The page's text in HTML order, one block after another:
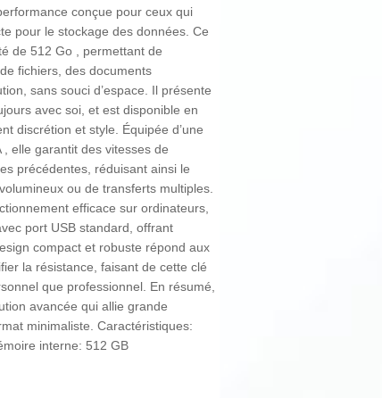
conçue pour ceux qui
pour le stockage des données. Ce
de 512 Go , permettant de
fichiers, des documents
sans souci d’espace. Il présente
avec soi, et est disponible en
discrétion et style. Équipée d’une
elle garantit des vitesses de
précédentes, réduisant ainsi le
ou de transferts multiples.
efficace sur ordinateurs,
port USB standard, offrant
compact et robuste répond aux
la résistance, faisant de cette clé
que professionnel. En résumé,
avancée qui allie grande
minimaliste. Caractéristiques:
interne: 512 GB